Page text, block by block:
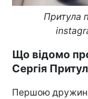
Притула
Що відомо
Сергія
Першою